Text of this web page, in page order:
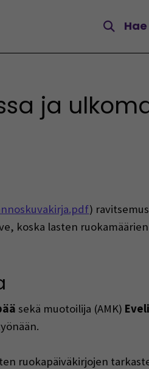
Hae
ja
)
koska lasten
sekä muotoilija (AMK)
ruokapäiväkirjojen